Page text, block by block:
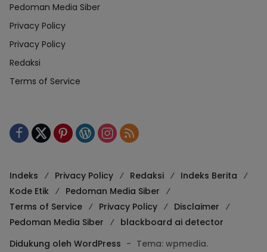
Pedoman Media Siber
Privacy Policy
Privacy Policy
Redaksi
Terms of Service
Indeks Privacy Policy Redaksi
Indeks Berita
Kode Etik
Pedoman Media Siber
Terms of Service
Privacy Policy
Disclaimer
Pedoman Media Siber
blackboard ai detector
Didukung oleh WordPress - Tema: wpmedia.